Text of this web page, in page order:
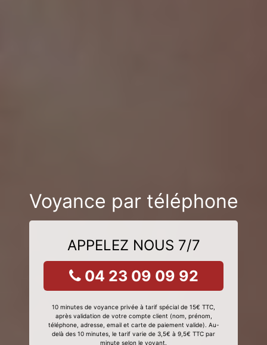
Voyance par téléphone
APPELEZ NOUS 7/7
04 23 09 09 92
10 minutes de voyance privée à tarif spécial de 15€ TTC,
après validation de votre compte client (nom, prénom,
téléphone, adresse, email et carte de paiement valide). Au-
delà des 10 minutes, le tarif varie de 3,5€ à 9,5€ TTC par
minute selon le voyant.